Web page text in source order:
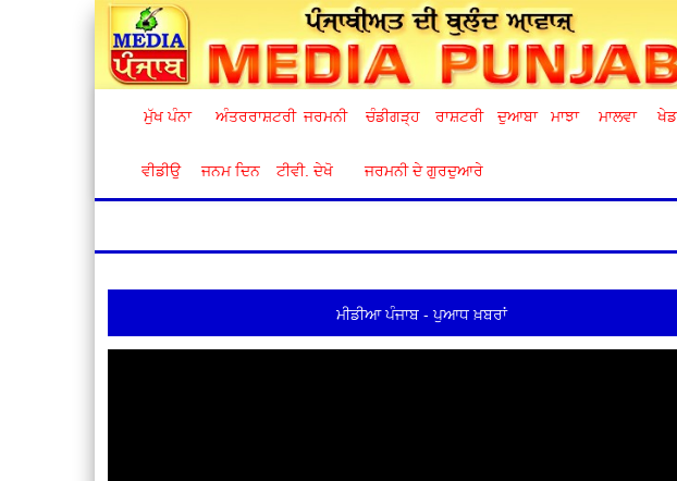
ਮੁੱਖ ਪੰਨਾ ਅੰਤਰਰਾਸ਼ਟਰੀ ਜਰਮਨੀ ਚੰਡੀਗੜ੍ਹ ਰਾਸ਼ਟਰੀ ਦੁਆਬਾ ਮਾਝਾ ਮਾਲਵਾ
ਵੀਡੀਉ ਜਨਮ ਦਿਨ ਟੀਵੀ. ਦੇਖੋ ਜਰਮਨੀ ਦੇ ਗੁਰਦੁਆਰੇ
ਮੀਡੀਆ ਪੰਜਾਬ - ਪੁਆਧ ਖ਼ਬਰਾਂ